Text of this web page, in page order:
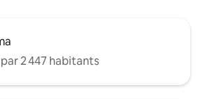
2 447 habitants